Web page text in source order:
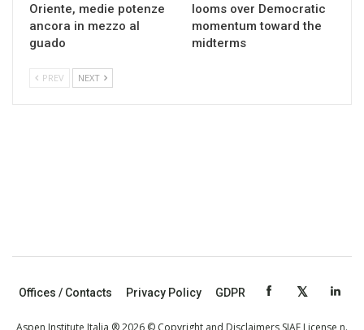
Oriente, medie potenze
ancora in mezzo al
guado
looms over Democratic
momentum toward the
midterms
PREV NEXT
Offices / Contacts Privacy Policy GDPR
Aspen Institute Italia ® 2026 © Copyright and Disclaimers SIAE License n.